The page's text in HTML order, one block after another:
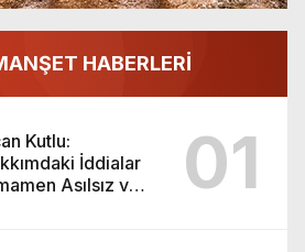
HABERLERİ
Kutlu:
İddialar
Asılsız ve
01